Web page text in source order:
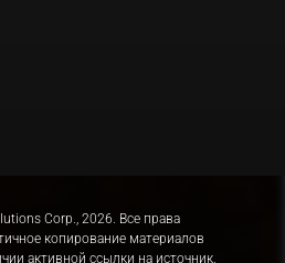
Corp., 2026. Все права
копирование материалов
активной ссылки на источник.